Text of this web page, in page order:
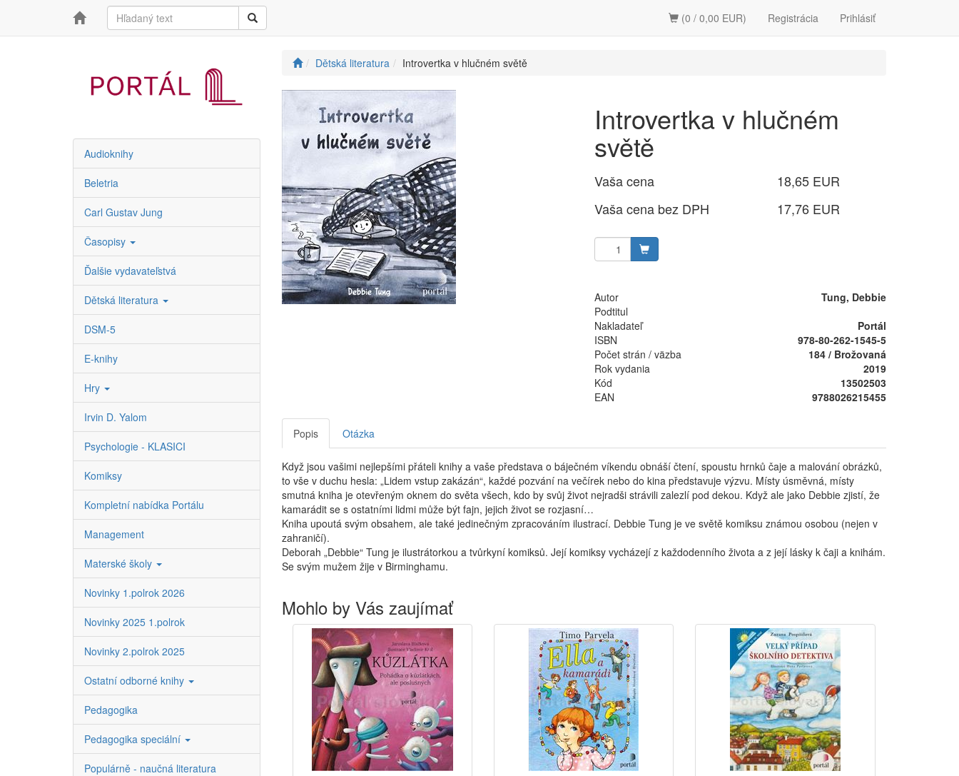
Registrácia Prihlásiť
(0 / 0,00 EUR)
Audioknihy
Beletria
Carl Gustav Jung
Časopisy
Ďalšie vydavateľstvá
Dětská literatura
DSM-5
E-knihy
Hry
Irvin D. Yalom
Psychologie - KLASICI
Komiksy
Kompletní nabídka Portálu
Management
Materské školy
Novinky 1.polrok 2026
Novinky 2025 1.polrok
Novinky 2.polrok 2025
Ostatní odborné knihy
Pedagogika
Pedagogika speciální
Populárně - naučná literatura
Dětská literatura Introvertka v hlučném světě
Introvertka v hlučném
světě
Vaša cena
18,65 EUR
Vaša cena bez DPH
17,76 EUR
Autor
Tung, Debbie
Podtitul
Nakladateľ
Portál
ISBN
978-80-262-1545-5
Počet strán / väzba
184 / Brožovaná
Rok vydania
2019
Kód
13502503
EAN
9788026215455
Popis Otázka
Když jsou vašimi nejlepšími přáteli knihy a vaše představa o báječném víkendu obnáší čtení, spoustu hrnků čaje a malování obrázků,
to vše v duchu hesla: „Lidem vstup zakázán“, každé pozvání na večírek nebo do kina představuje výzvu. Místy úsměvná, místy
smutná kniha je otevřeným oknem do světa všech, kdo by svůj život nejradši strávili zalezlí pod dekou. Když ale jako Debbie zjistí, že
kamarádit se s ostatními lidmi může být fajn, jejich život se rozjasní…
Kniha upoutá svým obsahem, ale také jedinečným zpracováním ilustrací. Debbie Tung je ve světě komiksu známou osobou (nejen v
zahraničí).
Deborah „Debbie“ Tung je ilustrátorkou a tvůrkyní komiksů. Její komiksy vycházejí z každodenního života a z její lásky k čaji a knihám.
Se svým mužem žije v Birminghamu.
Mohlo by Vás zaujímať